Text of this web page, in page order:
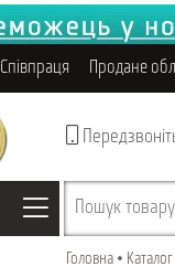
Співпраця Продане
Пошук
Головна Каталог